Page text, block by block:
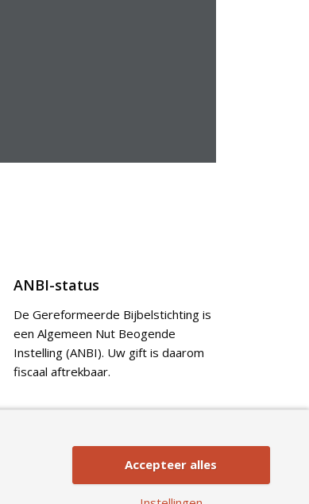
ANBI-status
De Gereformeerde Bijbelstichting is
een Algemeen Nut Beogende
Instelling (ANBI). Uw gift is daarom
fiscaal aftrekbaar.
Accepteer alles